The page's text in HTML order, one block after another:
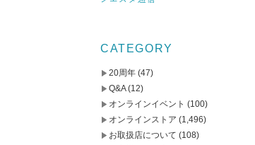
CATEGORY
20周年 (47)
Q&A(12)
オンラインイベント (100)
オンラインストア (1,496)
お取扱店について (108)